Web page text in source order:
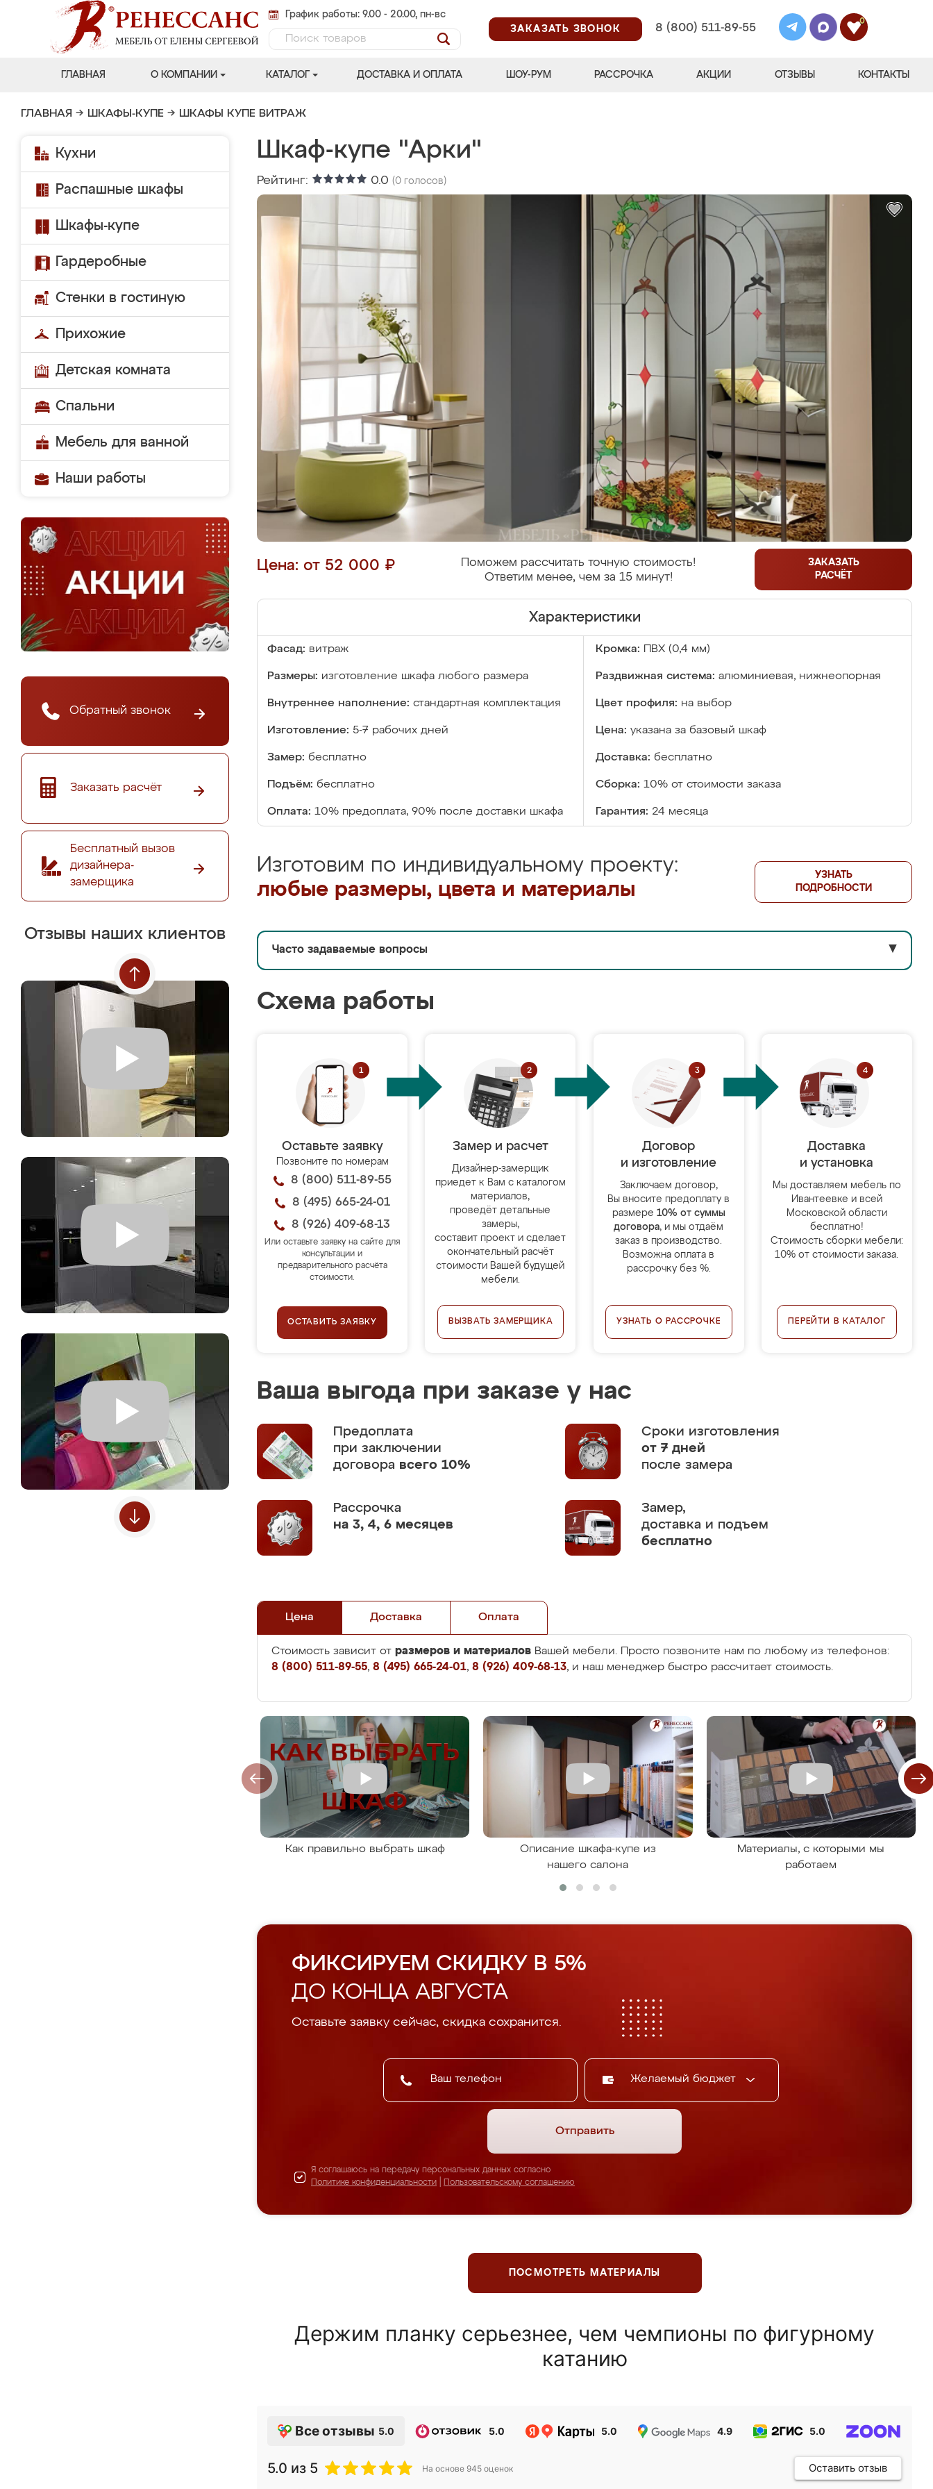
График работы: 9.00 - 20.00, пн-вс
ЗАКАЗАТЬ ЗВОНОК
8 (800) 511-89-55
0
ГЛАВНАЯ О КОМПАНИИ КАТАЛОГ ДОСТАВКА И ОПЛАТА ШОУ-РУМ РАССРОЧКА АКЦИИ ОТЗЫВЫ КОНТАКТЫ
ГЛАВНАЯ → ШКАФЫ-КУПЕ → ШКАФЫ КУПЕ ВИТРАЖ
Кухни
Распашные шкафы
Шкафы-купе
Гардеробные
Стенки в гостиную
Прихожие
Детская комната
Спальни
Мебель для ванной
Наши работы
Обратный звонок
Заказать расчёт
Бесплатный вызов
дизайнера-
замерщика
Отзывы наших клиентов
Шкаф-купе "Арки"
Рейтинг: 0.0 (0 голосов)
Цена: от 52 000 ₽
Поможем рассчитать точную стоимость!
Ответим менее, чем за 15 минут!
ЗАКАЗАТЬ
РАСЧЁТ
Характеристики
Фасад: витраж Кромка: ПВХ (0,4 мм)
Размеры: изготовление шкафа любого размера Раздвижная система: алюминиевая, нижнеопорная
Внутреннее наполнение: стандартная комплектация Цвет профиля: на выбор
Изготовление: 5-7 рабочих дней Цена: указана за базовый шкаф
Замер: бесплатно Доставка: бесплатно
Подъём: бесплатно Сборка: 10% от стоимости заказа
Оплата: 10% предоплата, 90% после доставки шкафа Гарантия: 24 месяца
Изготовим по индивидуальному проекту:
любые размеры, цвета и материалы
УЗНАТЬ
ПОДРОБНОСТИ
Часто задаваемые вопросы ▼
Схема работы
Оставьте заявку
Позвоните по номерам
8 (800) 511-89-55
8 (495) 665-24-01
8 (926) 409-68-13
Или оставьте заявку на сайте для
консультации и
предварительного расчёта
стоимости.
ОСТАВИТЬ ЗАЯВКУ
Замер и расчет
Дизайнер-замерщик
приедет к Вам с каталогом
материалов,
проведёт детальные
замеры,
составит проект и сделает
окончательный расчёт
стоимости Вашей будущей
мебели.
ВЫЗВАТЬ ЗАМЕРЩИКА
Договор
и изготовление
Заключаем договор,
Вы вносите предоплату в
размере 10% от суммы
договора, и мы отдаём
заказ в производство.
Возможна оплата в
рассрочку без %.
УЗНАТЬ О РАССРОЧКЕ
Доставка
и установка
Мы доставляем мебель по
Ивантеевке и всей
Московской области
бесплатно!
Стоимость сборки мебели:
10% от стоимости заказа.
ПЕРЕЙТИ В КАТАЛОГ
Ваша выгода при заказе у нас
Предоплата
при заключении
договора всего 10%
Сроки изготовления
от 7 дней
после замера
Рассрочка
на 3, 4, 6 месяцев
Замер,
доставка и подъем
бесплатно
Цена Доставка Оплата
Стоимость зависит от размеров и материалов Вашей мебели. Просто позвоните нам по любому из телефонов:
8 (800) 511-89-55, 8 (495) 665-24-01, 8 (926) 409-68-13, и наш менеджер быстро рассчитает стоимость.
Как правильно выбрать шкаф
Описание шкафа-купе из
нашего салона
Материалы, с которыми мы
работаем
ФИКСИРУЕМ СКИДКУ В 5%
ДО КОНЦА АВГУСТА
Оставьте заявку сейчас, скидка сохранится.
Желаемый бюджет
Отправить
Я соглашаюсь на передачу персональных данных согласно
Политике конфиденциальности
Пользовательскому соглашению
ПОСМОТРЕТЬ МАТЕРИАЛЫ
Держим планку серьезнее, чем чемпионы по фигурному
катанию
Все отзывы 5.0 5.0 5.0 4.9 5.0
5.0 из 5 На основе 945 оценок Оставить отзыв